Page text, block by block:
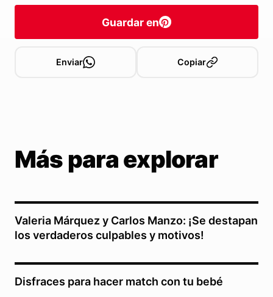
Guardar en
Enviar Copiar
Más para explorar
Valeria Márquez y Carlos Manzo: ¡Se destapan
los verdaderos culpables y motivos!
Disfraces para hacer match con tu bebé